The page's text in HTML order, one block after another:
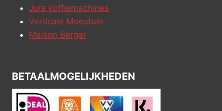
Jura koffiemachines
Verticale Moestuin
Maison Berger
BETAALMOGELIJKHEDEN